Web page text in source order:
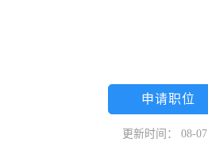
申请职位
更新时间： 08-07